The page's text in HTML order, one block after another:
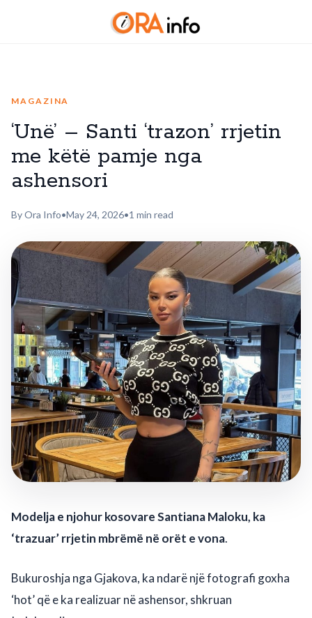
MAGAZINA
‘Unë’ – Santi ‘trazon’ rrjetin
me këtë pamje nga
ashensori
By Ora Info•May 24, 2026•1 min read
Modelja e njohur kosovare Santiana Maloku, ka
‘trazuar’ rrjetin mbrëmë në orët e vona.
Bukuroshja nga Gjakova, ka ndarë një fotografi goxha
‘hot’ që e ka realizuar në ashensor, shkruan